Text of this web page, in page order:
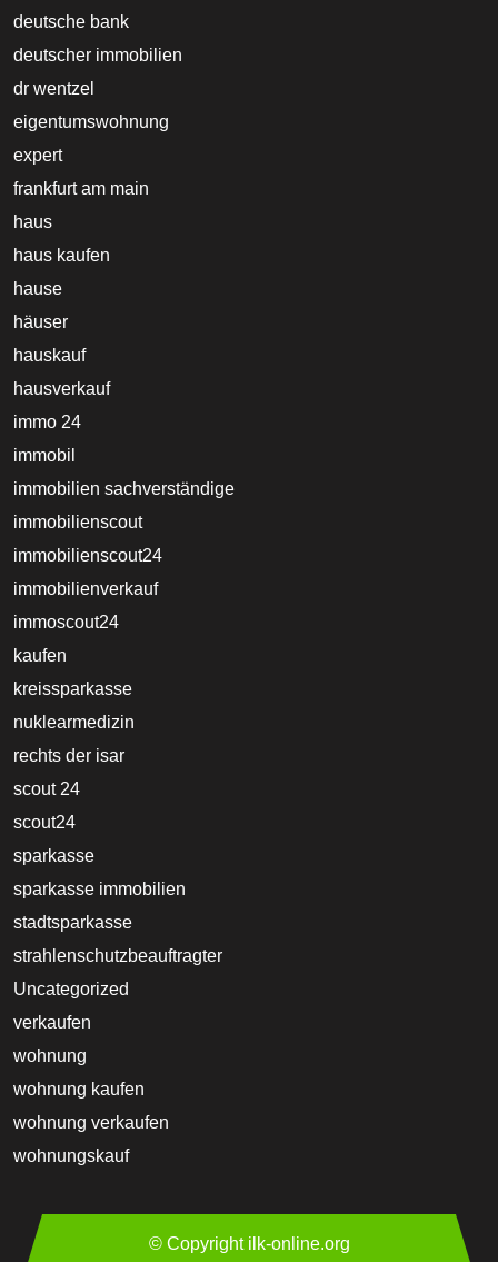
deutsche bank
deutscher immobilien
dr wentzel
eigentumswohnung
expert
frankfurt am main
haus
haus kaufen
hause
häuser
hauskauf
hausverkauf
immo 24
immobil
immobilien sachverständige
immobilienscout
immobilienscout24
immobilienverkauf
immoscout24
kaufen
kreissparkasse
nuklearmedizin
rechts der isar
scout 24
scout24
sparkasse
sparkasse immobilien
stadtsparkasse
strahlenschutzbeauftragter
Uncategorized
verkaufen
wohnung
wohnung kaufen
wohnung verkaufen
wohnungskauf
© Copyright ilk-online.org